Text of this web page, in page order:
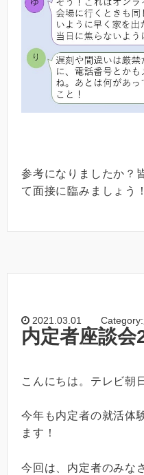
参考になりましたか？
て面接に臨みましょう！
2021.03.01
内定者座談
こんにちは。テレビ朝
今年も内定者の就活体
ます！
今回は、内定者のみな